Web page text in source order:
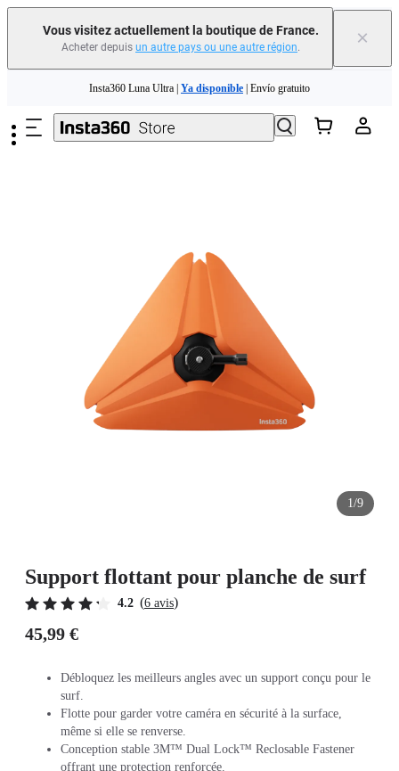
Vous visitez actuellement la boutique de France.
Acheter depuis un autre pays ou une autre région. ×
Insta360 Luna Ultra | Ya disponible | Envío gratuito
Échangez votre ancien appareil et recevez de l'argent pour votre nouvel achat.｜
En savoir plus
1/9
Support flottant pour planche de surf
4.2 (6 avis)
45,99 €
Débloquez les meilleurs angles avec un support conçu pour le
surf.
Flotte pour garder votre caméra en sécurité à la surface,
même si elle se renverse.
Conception stable 3M™ Dual Lock™ Reclosable Fastener
offrant une protection renforcée.